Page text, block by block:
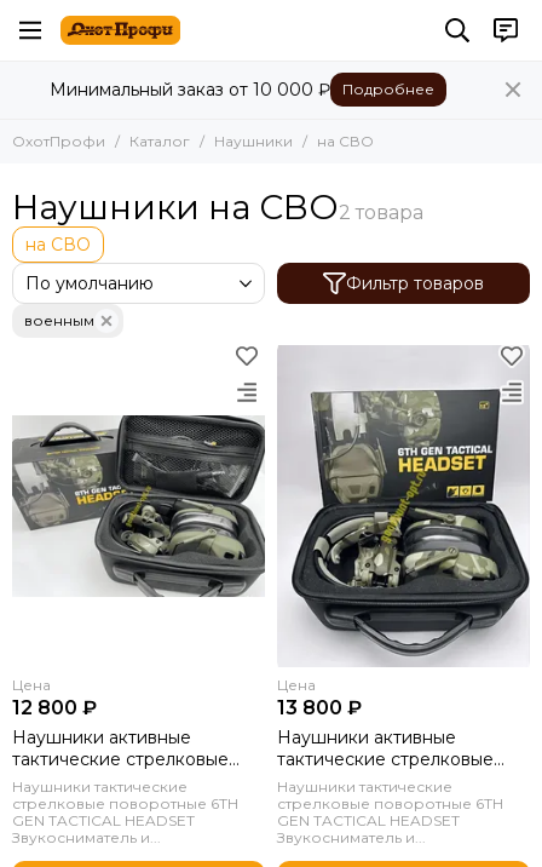
Минимальный заказ от 10 000 ₽ Подробнее
ОхотПрофи Каталог Наушники на СВО
Наушники на СВО
на СВО
Фильтр товаров
военным
Цена
12 800 ₽
Наушники активные
тактические стрелковые
6TH Gen Tactical headset
Олива
Наушники тактические
стрелковые поворотные 6TH
GEN TACTICAL HEADSET
Звукосниматель и...
Цена
13 800 ₽
Наушники активные
тактические стрелковые
6TH Gen Tactical headset
Мультикам
Наушники тактические
стрелковые поворотные 6TH
GEN TACTICAL HEADSET
Звукосниматель и...